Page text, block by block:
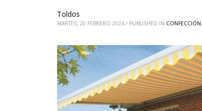
Toldos
MARTES, 20 FEBRERO 2024 / PUBLISHED IN CONFECCIÓN